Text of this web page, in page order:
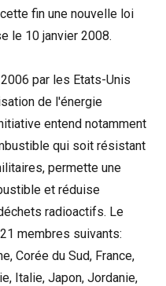
fin une nouvelle loi
le 10 janvier 2008.
par les Etats-Unis
de l'énergie
entend notamment
qui soit résistant
permette une
et réduise
radioactifs. Le
membres suivants:
Corée du Sud, France,
Italie, Japon, Jordanie,